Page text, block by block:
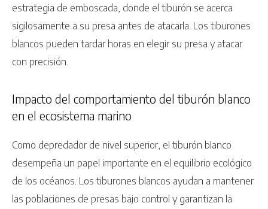
estrategia de emboscada, donde el tiburón se acerca
sigilosamente a su presa antes de atacarla. Los tiburones
blancos pueden tardar horas en elegir su presa y atacar
con precisión.
Impacto del comportamiento del tiburón blanco
en el ecosistema marino
Como depredador de nivel superior, el tiburón blanco
desempeña un papel importante en el equilibrio ecológico
de los océanos. Los tiburones blancos ayudan a mantener
las poblaciones de presas bajo control y garantizan la